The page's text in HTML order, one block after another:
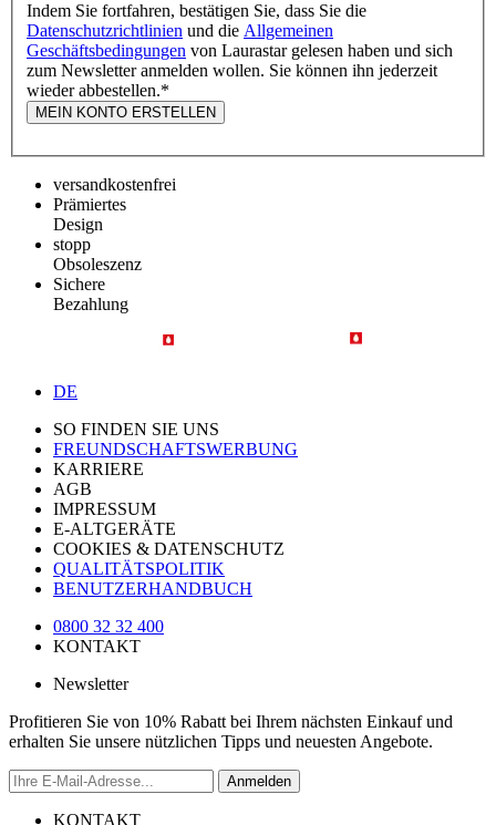
Indem Sie fortfahren, bestätigen Sie, dass Sie die
Datenschutzrichtlinien und die Allgemeinen
Geschäftsbedingungen von Laurastar gelesen haben und sich
zum Newsletter anmelden wollen. Sie können ihn jederzeit
wieder abbestellen.*
MEIN KONTO ERSTELLEN
versandkostenfrei
Prämiertes
Design
stopp
Obsoleszenz
Sichere
Bezahlung
DE
SO FINDEN SIE UNS
FREUNDSCHAFTSWERBUNG
KARRIERE
AGB
IMPRESSUM
E-ALTGERÄTE
COOKIES & DATENSCHUTZ
QUALITÄTSPOLITIK
BENUTZERHANDBUCH
0800 32 32 400
KONTAKT
Newsletter
Profitieren Sie von 10% Rabatt bei Ihrem nächsten Einkauf und
erhalten Sie unsere nützlichen Tipps und neuesten Angebote.
Anmelden
KONTAKT